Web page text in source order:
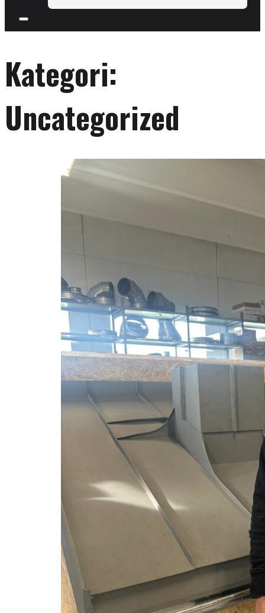
Kategori:
Uncategorized